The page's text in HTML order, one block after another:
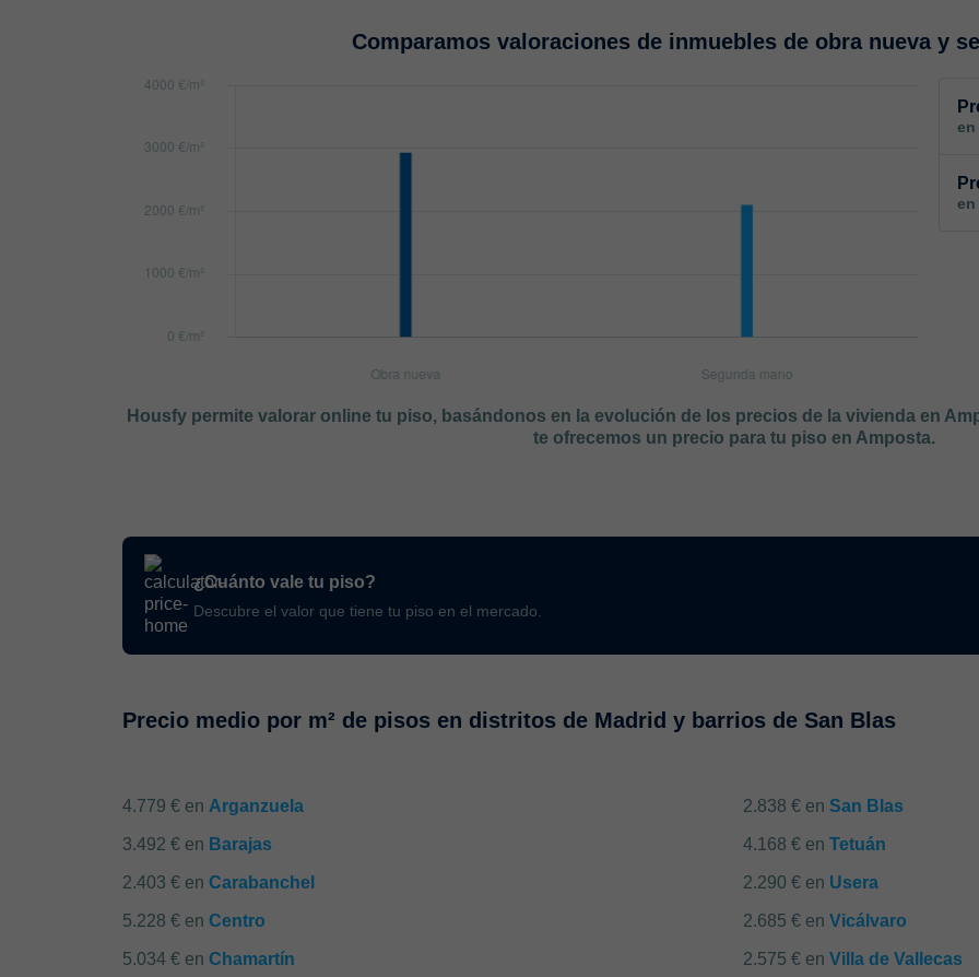
Comparamos valoraciones de inmuebles de obra nueva y
en
en
Housfy permite valorar online tu piso, basándonos en la evolución de los precios de la vivienda en
te ofrecemos un precio para tu piso en Amposta.
¿Cuánto vale tu piso?
Descubre el valor que tiene tu piso en el mercado.
Precio medio por m² de pisos en distritos de Madrid y barrios de San Blas
4.779 € en Arganzuela
3.492 € en Barajas
2.403 € en Carabanchel
5.228 € en Centro
5.034 € en Chamartín
2.838 € en San Blas
4.168 € en Tetuán
2.290 € en Usera
2.685 € en Vicálvaro
2.575 € en Villa de Vallecas